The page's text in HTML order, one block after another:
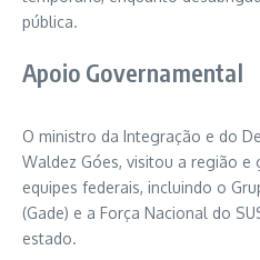
pública.
Apoio Governamental
O ministro da Integração e do
Waldez Góes, visitou a região e
equipes federais, incluindo o
(Gade) e a Força Nacional do
estado.